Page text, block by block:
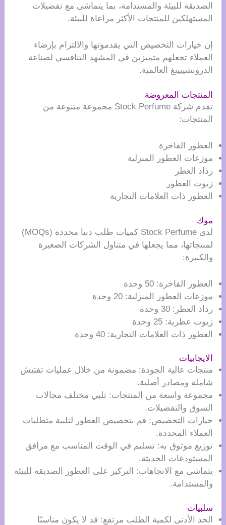
الصديقة للبيئة والمستدامة، بما يتماشى مع تفضيلات
المستهلكين للمنتجات الأكثر مراعاة للبيئة.
إن خيارات التخصيص التي يقدمونها والالتزام بإرضاء
العملاء تجعلهم متميزين في المشهد التنافسي لصناعة
الدروبشيبينغ العالمية.
المنتجات المعروضة
تقدم شركة Stock Perfume مجموعة متنوعة من
المنتجات:
العطور الفاخرة
موزعات العطور المنزلية
رذاذ العطر
زيوت العطور
العطور ذات العلامات التجارية
موك
لدى Stock Perfume كميات طلب دنيا محددة (MOQs)
لمنتجاتها، مما يجعلها في متناول الشركات الصغيرة
والكبيرة:
العطور الفاخرة: 50 وحدة
موزعات العطور المنزلية: 20 وحدة
رذاذ العطر: 30 وحدة
زيوت عطرية: 25 وحدة
العطور ذات العلامات التجارية: 40 وحدة
الايجابيات
منتجات عالية الجودة: مضمونة من خلال عمليات تفتيش
شاملة ومصادر أصلية.
مجموعة واسعة من المنتجات: تلبي مختلف مجالات
السوق والتفضيلات.
خيارات التخصيص: قم بتخصيص العطور لتلبية متطلبات
العملاء المحددة.
توزيع موثوق به: تسليم في الوقت المناسب مع مرافق
المستودعات الحديثة.
يتماشى مع الاتجاهات: التركيز على العطور الصديقة للبيئة
والمستدامة.
سلبيات
الحد الأدنى لكمية الطلب مرتفع: قد لا يكون مناسبًا